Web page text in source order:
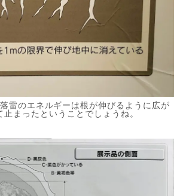
雷のエネルギーは根が伸びるように広が
止まったということでしょうね。